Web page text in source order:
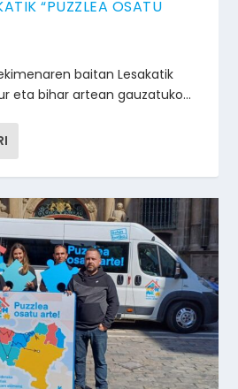
“PUZZLEA OSATU
baitan Lesakatik
eta bihar artean gauzatuko...